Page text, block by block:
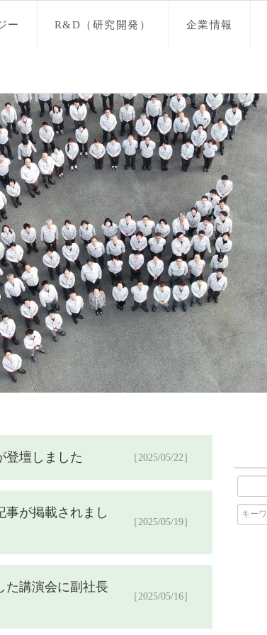
ー R&D（研究開発） 企業情報
登壇しました ［2025/05/22］
事が掲載されまし
［2025/05/19］
た講演会に副社長
［2025/05/16］